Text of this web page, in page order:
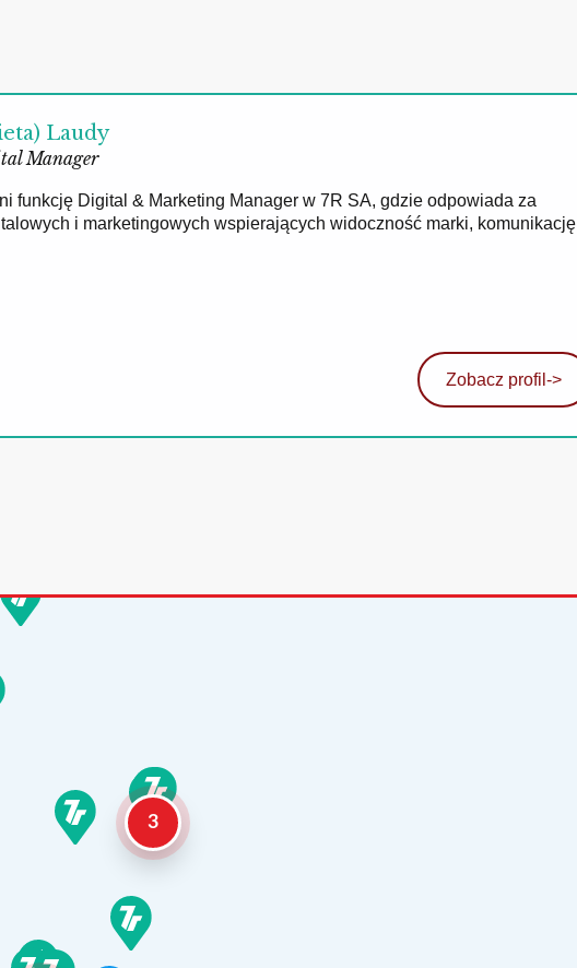
Laudy
Manager
funkcję Digital & Marketing Manager w 7R SA, gdzie odpowiada za
i marketingowych wspierających widoczność marki, komunikację
Zobacz profil ->
3